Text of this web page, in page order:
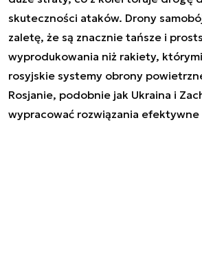
skuteczności ataków. Drony
zaletę, że są znacznie tańsze i
wyprodukowania niż rakiety,
rosyjskie systemy obrony
Rosjanie, podobnie jak Ukraina i
wypracować rozwiązania